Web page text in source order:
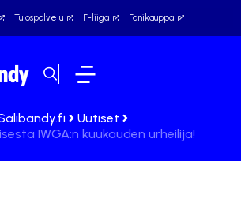
Tulospalvelu F-liiga Fanikauppa
Uutiset
IWGA:n kuukauden urheilija!